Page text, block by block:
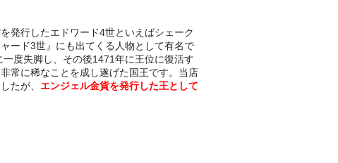
発行したエドワード4世といえばシェーク
ード3世』にも出てくる人物として有名で
度失脚し、その後1471年に王位に復活す
常に稀なことを成し遂げた国王です。当店
たが、 エンジェル金貨を発行した王として